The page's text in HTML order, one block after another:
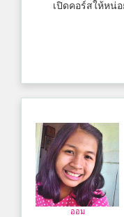
เปิดคอร์สให้หน่
ออม